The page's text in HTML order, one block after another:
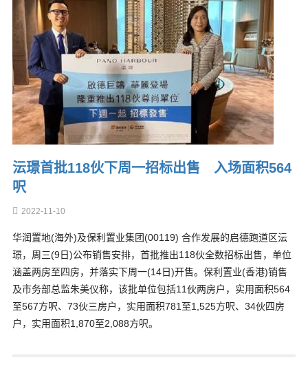
沄璟首批118伙下周一招标出售 入场面积564
呎
2022-11-10
华润置地(海外)及保利置业集团(00119) 合作发展的启德跑道区沄
璟，周三(9日)公布销售安排，首批推出118伙全数招标出售，单位
涵盖两房至四房，并落实下周一(14日)开售。保利置业(香港)销售
及市务部总监朱美仪称，该批单位包括11伙两房户，实用面积564
至567方呎、73伙三房户，实用面积781至1,525方呎、34伙四房
户，实用面积1,870至2,088方呎。